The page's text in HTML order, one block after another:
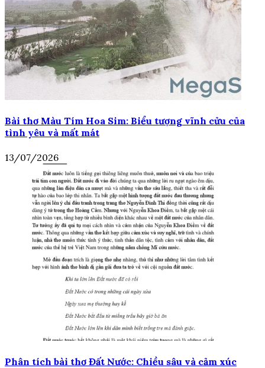
Bài thơ Màu Tím Hoa Sim: Biểu tượng vĩnh cửu của
tình yêu và mất mát
13/07/2026
Phân tích bài thơ Đất Nước: Chiều sâu và cảm xúc